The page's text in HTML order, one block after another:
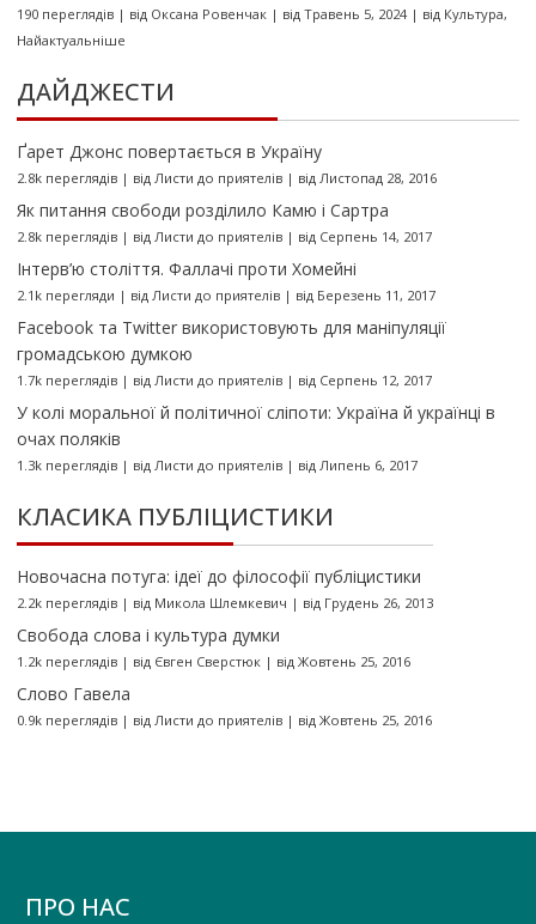
190 переглядів| від Оксана Ровенчак| від Травень 5, 2024| від Культура,
Найактуальніше
ДАЙДЖЕСТИ
Ґарет Джонс повертається в Україну
2.8k переглядів| від Листи до приятелів| від Листопад 28, 2016
Як питання свободи розділило Камю і Сартра
2.8k переглядів| від Листи до приятелів| від Серпень 14, 2017
Інтерв’ю століття. Фаллачі проти Хомейні
2.1k перегляди | від Листи до приятелів| від Березень 11, 2017
Facebook та Twitter використовують для маніпуляції
громадською думкою
1.7k переглядів| від Листи до приятелів| від Серпень 12, 2017
У колі моральної й політичної сліпоти: Україна й українці в
очах поляків
1.3k переглядів| від Листи до приятелів| від Липень 6, 2017
КЛАСИКА ПУБЛІЦИСТИКИ
Новочасна потуга: ідеї до філософії публіцистики
2.2k переглядів| від Микола Шлемкевич | від Грудень 26, 2013
Свобода слова і культура думки
1.2k переглядів| від Євген Сверстюк| від Жовтень 25, 2016
Слово Гавела
0.9k переглядів| від Листи до приятелів| від Жовтень 25, 2016
ПРО НАС